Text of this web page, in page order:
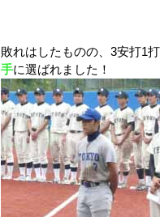
敗れはしたものの、3安打1
手に選ばれました！